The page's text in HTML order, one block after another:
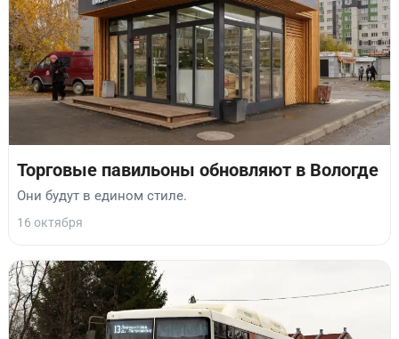
Торговые павильоны обновляют в Вологде
Они будут в едином стиле.
16 октября